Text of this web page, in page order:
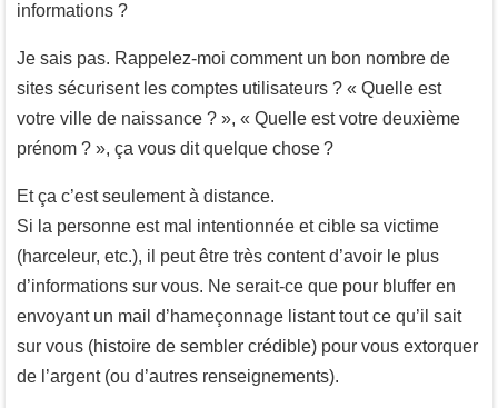
informations ?
Je sais pas. Rappelez-moi comment un bon nombre de
sites sécurisent les comptes utilisateurs ? « Quelle est
votre ville de naissance ? », « Quelle est votre deuxième
prénom ? », ça vous dit quelque chose ?
Et ça c’est seulement à distance.
Si la personne est mal intentionnée et cible sa victime
(harceleur, etc.), il peut être très content d’avoir le plus
d’informations sur vous. Ne serait-ce que pour bluffer en
envoyant un mail d’hameçonnage listant tout ce qu’il sait
sur vous (histoire de sembler crédible) pour vous extorquer
de l’argent (ou d’autres renseignements).